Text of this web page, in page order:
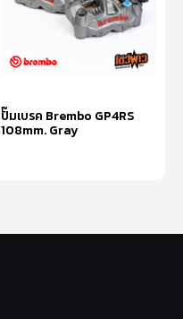
ปั๊มเบรค Brembo GP4RS
108mm. Gray